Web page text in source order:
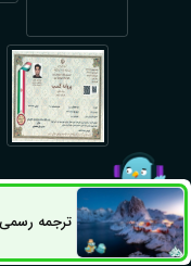
© کلیه حقوق این سایت
می‌باشد.
ترجمهراه های ارتباطی